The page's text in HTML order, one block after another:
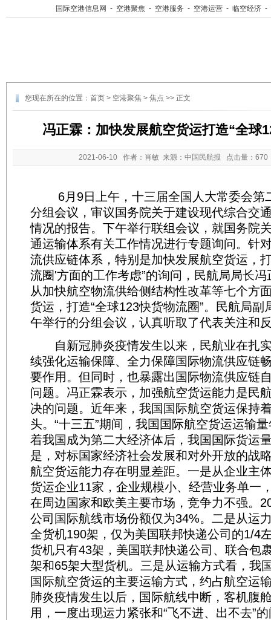
国际空港信息网 - 空港聚焦 - 空港服务 - 空港运营 - 临空经济 -
您现在所在的位置： 首页 > 空港聚焦 > 焦点 >> 正文
冯正霖：加快发展航空货运打造“全球
2021-06-10 作者：肖敏 来源：中国民航报 点击量：
6月9日上午，十三届全国人大常委会第
分组会议，审议国务院关于建设现代综合交
情况的报告。下午举行联组会议，就国务院
通运输体系有关工作情况进行专题询问。针
流供应链体系，特别是加快发展航空货运，
流圈'方面的工作考虑”的询问，民航局局长
从加快航空物流供给侧结构性改革等七个方
货运，打造“全球123快货物流圈”。民航局副
午举行的分组会议，认真听取了代表关注和
自新冠肺炎疫情发生以来，民航业在扎
续强化运输保障、全力保障国际物流供应链
要作用。但同时，也暴露出国际物流供应链
问题。冯正霖表示，加强航空货运能力是民
决的问题。近年来，我国国际航空货运保持
头。“十三五”期间，我国国际航空货运运输
着我国成为第二大经济体后，我国国际货运
是，对标国家经济社会发展和对外开放的战
航空货运能力存在明显差距。一是从企业主
货运企业11家，企业规模小、经营业务单一
在周边国家和欧美主要市场，竞争力不强。
公司国际航线市场份额仅为34%。二是从运
全货机190架，仅为美国联邦快递公司的1/4
货机只有43架，美国联邦快递公司、联合包
架和65架大型货机。三是从运输方式看，我
国际航空货运的主要运输方式，约占航空运
肺炎疫情发生以后，国际航线中断，客机腹
用，一度出现运力紧张和“飞不进、出不去”